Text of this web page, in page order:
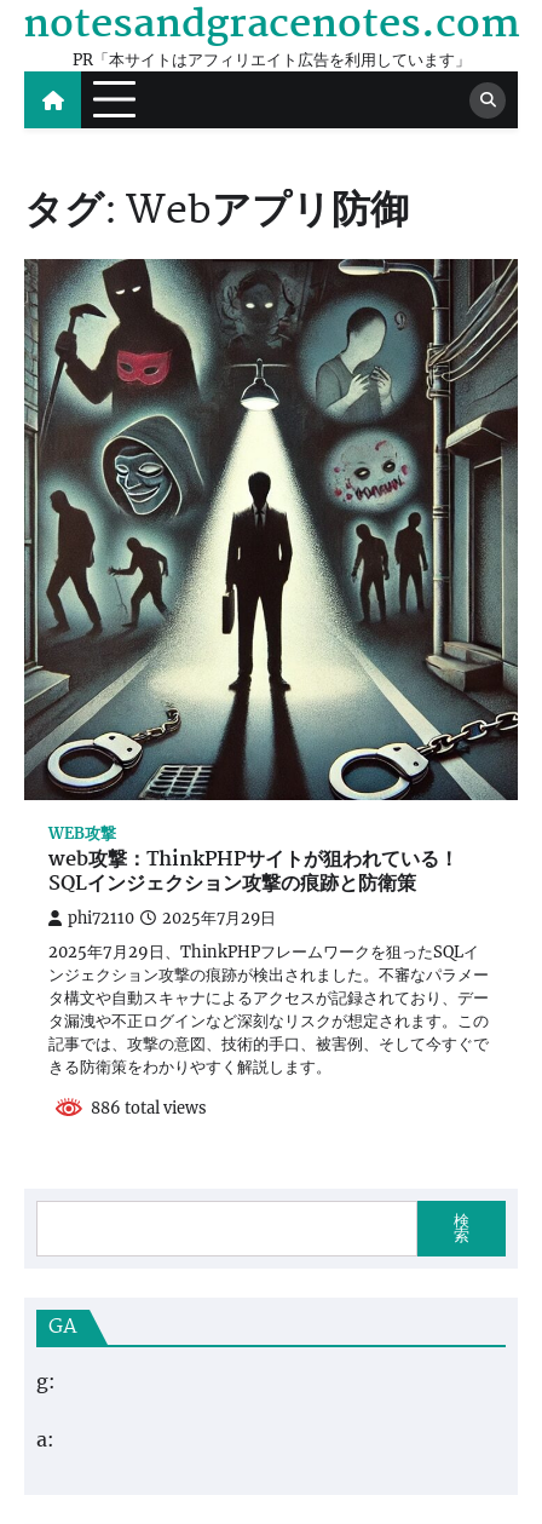
Skip
content
notesandgracenotes.com
PR「本サイトはアフィリエイト広告を利用しています」
タグ:Webアプリ防御
WEB攻撃
web攻撃：ThinkPHPサイトが狙われている！
SQLインジェクション攻撃の痕跡と防衛策
phi72110 2025年7月29日
2025年7月29日、ThinkPHPフレームワークを狙ったSQLイ
ンジェクション攻撃の痕跡が検出されました。不審なパラメー
タ構文や自動スキャナによるアクセスが記録されており、デー
タ漏洩や不正ログインなど深刻なリスクが想定されます。この
記事では、攻撃の意図、技術的手口、被害例、そして今すぐで
きる防衛策をわかりやすく解説します。
886 total views
検
索
GA
g:
a: